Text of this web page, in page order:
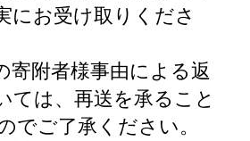
にお受け取りくださ
寄附者様事由による返
ては、再送を承ること
でご了承ください。